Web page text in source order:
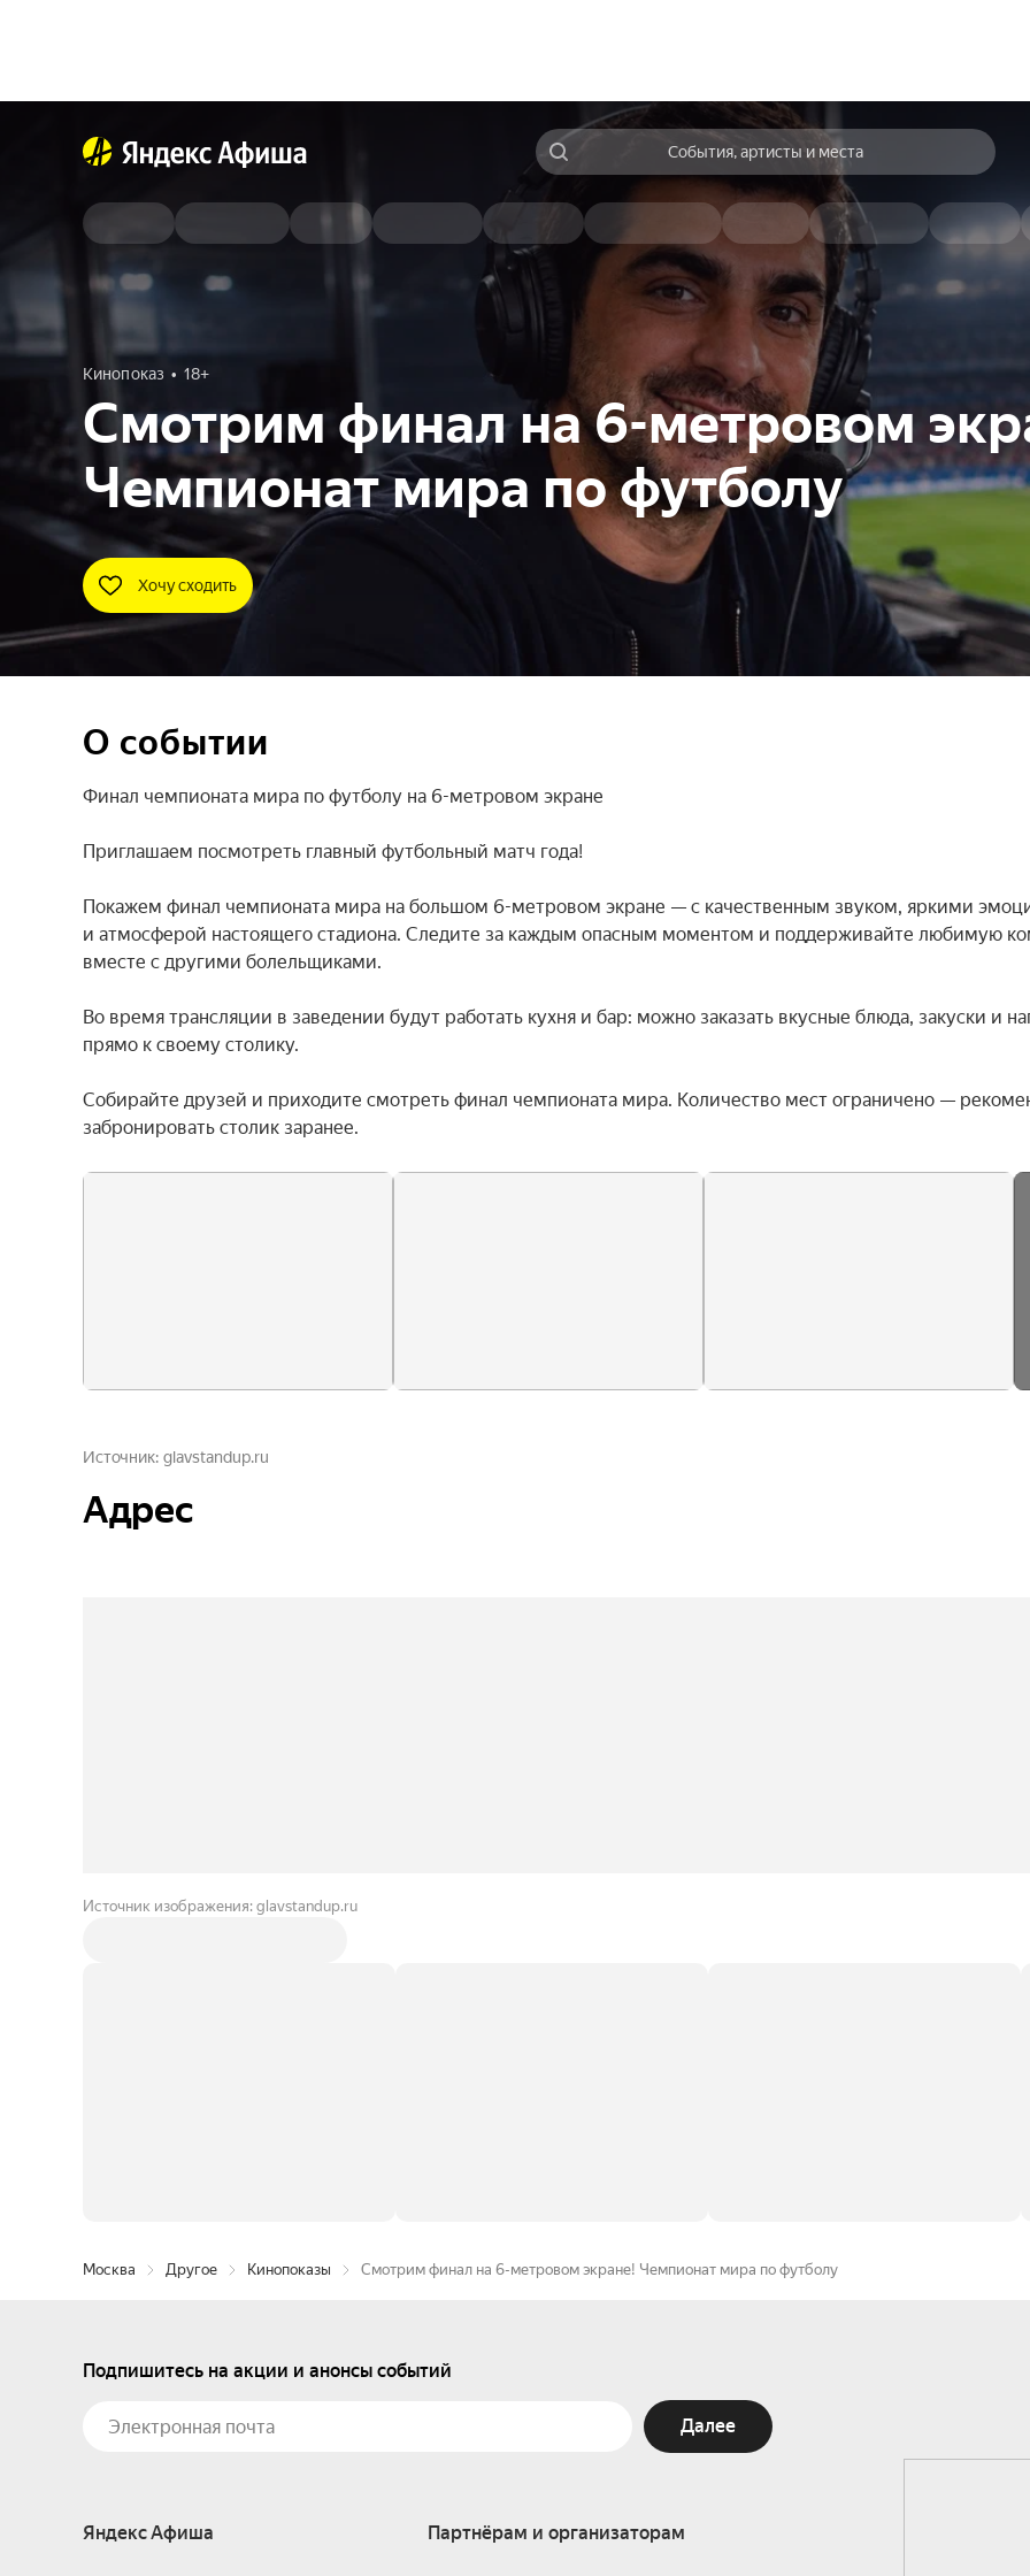
События, артисты и места
Кинопоказ 18+
Смотрим финал на 6-метровом
Чемпионат мира по футболу
Хочу сходить
О событии
Финал чемпионата мира по футболу на 6-метровом экране
Приглашаем посмотреть главный футбольный матч года!
Покажем финал чемпионата мира на большом 6-метровом экране — с качественным звуком, яркими
и атмосферой настоящего стадиона. Следите за каждым опасным моментом и поддерживайте любимую
вместе с другими болельщиками.
Во время трансляции в заведении будут работать кухня и бар: можно заказать вкусные блюда, закуски и
прямо к своему столику.
Собирайте друзей и приходите смотреть финал чемпионата мира. Количество мест ограничено —
забронировать столик заранее.
Источник glavstandup.ru
Адрес
Источник изображения: glavstandup.ru
Москва Другое Кинопоказы Смотрим финал на 6-метровом экране! Чемпионат мира по футболу
Подпишитесь на акции и анонсы событий
Далее
Яндекс Афиша Партнёрам и организаторам